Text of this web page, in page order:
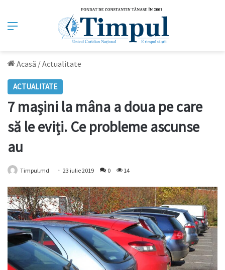
Meniu
Acasă /Actualitate
ACTUALITATE
7 mașini la mâna a doua pe care
să le eviți. Ce probleme ascunse
au
Timpul.md 23 iulie 2019 0 14